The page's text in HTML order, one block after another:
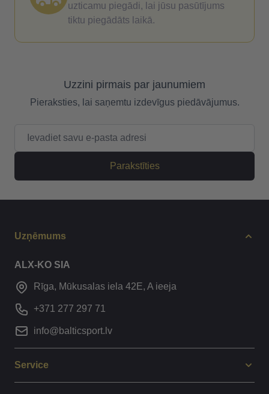
uzticamu piegādi, lai jūsu pasūtījums
tiktu piegādāts laikā.
Uzzini pirmais par jaunumiem
Pieraksties, lai saņemtu izdevīgus piedāvājumus.
Parakstīties
Uzņēmums
ALX-KO SIA
Rīga, Mūkusalas iela 42E, A ieeja
+371 277 297 71
info@balticsport.lv
Service